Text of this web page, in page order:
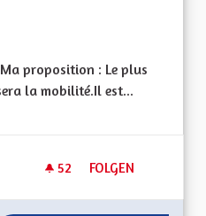
proposition : Le plus
la mobilité.Il est...
52 52 FOLLOWER
FOLGEN
CRÉER DES